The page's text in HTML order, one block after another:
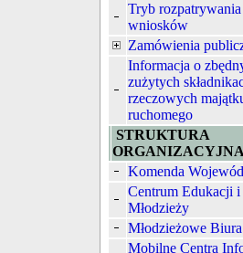
Tryb rozpatrywania
wniosków
Zamówienia
Informacja o
zużytych
rzeczowych
ruchomego
STRUKTURA
ORGANIZACYJNA
Komenda
Centrum Edukacji i
Młodzieży
Młodzieżowe
Mobilne Centra